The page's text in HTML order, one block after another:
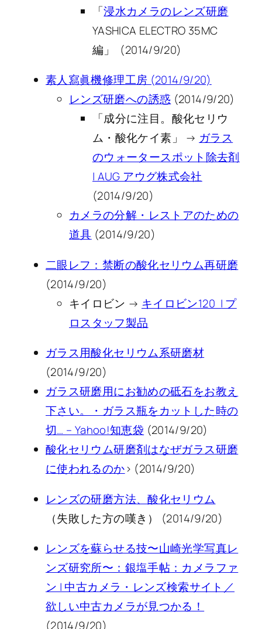
「浸水カメラのレンズ研磨
YASHICA ELECTRO 35MC
編」 (2014/9/20)
素人寫眞機修理工房 (2014/9/20)
レンズ研磨への誘惑 (2014/9/20)
「成分に注目。酸化セリウ
ム・酸化ケイ素」 → ガラス
のウォータースポット除去剤
| AUG アウグ株式会社
(2014/9/20)
カメラの分解・レストアのための
道具 (2014/9/20)
二眼レフ：禁断の酸化セリウム再研磨
(2014/9/20)
キイロビン → キイロビン120 | プ
ロスタッフ製品
ガラス用酸化セリウム系研磨材
(2014/9/20)
ガラス研磨用にお勧めの砥石をお教え
下さい。・ガラス瓶をカットした時の
切… – Yahoo!知恵袋 (2014/9/20)
酸化セリウム研磨剤はなぜガラス研磨
に使われるのか> (2014/9/20)
レンズの研磨方法、酸化セリウム
（失敗した方の嘆き） (2014/9/20)
レンズを蘇らせる技〜山崎光学写真レ
ンズ研究所〜：銀塩手帖：カメラファ
ン | 中古カメラ・レンズ検索サイト／
欲しい中古カメラが見つかる！
(2014/9/20)